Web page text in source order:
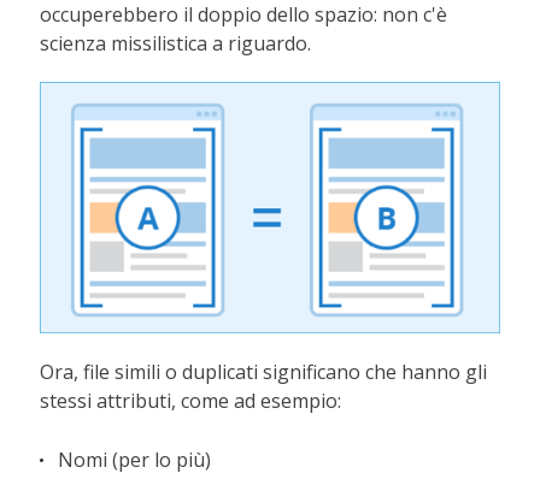
occuperebbero il doppio dello spazio: non c'è
scienza missilistica a riguardo.
Ora, file simili o duplicati significano che hanno gli
stessi attributi, come ad esempio:
Nomi (per lo più)